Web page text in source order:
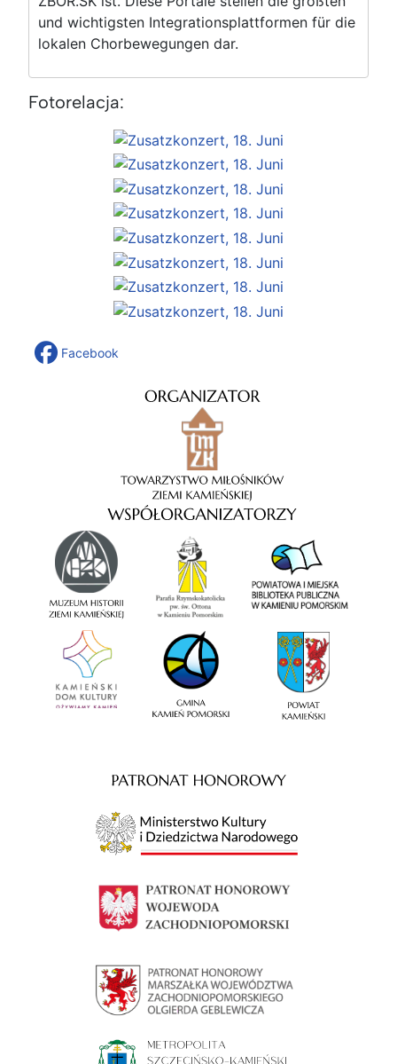
und wichtigsten Integrationsplattformen für die
lokalen Chorbewegungen dar.
Fotorelacja:
Facebook